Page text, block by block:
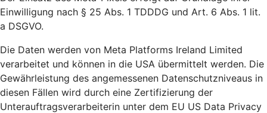
Einwilligung nach § 25 Abs. 1 TDDDG und Art. 6 Abs. 1 lit.
a DSGVO.
Die Daten werden von Meta Platforms Ireland Limited
verarbeitet und können in die USA übermittelt werden. Die
Gewährleistung des angemessenen Datenschutzniveaus in
diesen Fällen wird durch eine Zertifizierung der
Unterauftragsverarbeiterin unter dem EU US Data Privacy